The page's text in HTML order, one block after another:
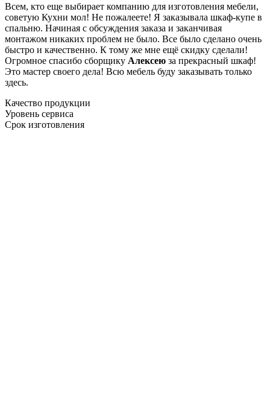
Всем, кто еще выбирает компанию для изготовления мебели,
советую Кухни мол! Не пожалеете! Я заказывала шкаф-купе в
спальню. Начиная с обсуждения заказа и заканчивая
монтажом никаких проблем не было. Все было сделано очень
быстро и качественно. К тому же мне ещё скидку сделали!
Огромное спасибо сборщику Алексею за прекрасный шкаф!
Это мастер своего дела! Всю мебель буду заказывать только
здесь.
Качество продукции
Уровень сервиса
Срок изготовления